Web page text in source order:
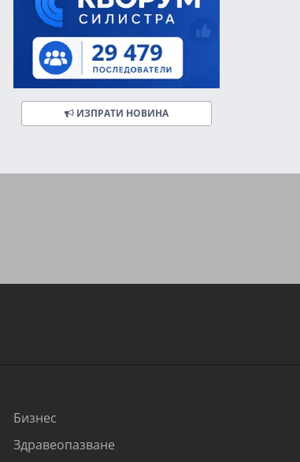
ИЗПРАТИ НОВИНА
Бизнес
Здравеопазване